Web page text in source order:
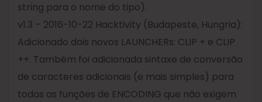
string para o nome do tipo).
v1.3 – 2016-10-22 Hacktivity (Budapeste, Hungria):
Adicionado dois novos LAUNCHERs: CLIP + e CLIP
++. Também foi adicionada sintaxe de conversão
de caracteres adicionais (e mais simples) para
todas as funções de ENCODING que não exigem